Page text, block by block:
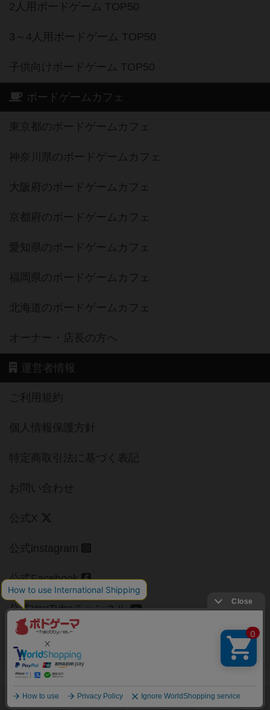
2人用ボードゲーム TOP50
3～4人用ボードゲーム TOP50
子供向けボードゲーム TOP50
ボードゲームカフェ
東京都のボードゲームカフェ
神奈川県のボードゲームカフェ
大阪府のボードゲームカフェ
京都府のボードゲームカフェ
愛知県のボードゲームカフェ
福岡県のボードゲームカフェ
北海道のボードゲームカフェ
オーナー・店長の方へ
運営者情報
ご利用規約
個人情報保護方針
特定商取引法に基づく表記
お問い合わせ
公式X
公式instagram
公式Facebook
公式YouTubeチャンネル